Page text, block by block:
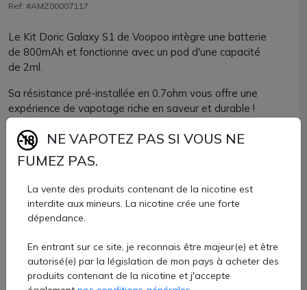
Ref: #AMZ00007117
Le Kit Doric Galaxy S1 de Voopoo intègre une batterie
de 800mAh et fonctionne avec un pod d'une capacité
de 2ml.
Sa résistance pré-installée en 0.7ohm vous offre une
expérience de vapotage riche en saveur et durable !
Compact et facile d'utilisation, il se recharge rapidement
grâce à son câble USB-C.
12 €
AJOUTER À MON PANIER
NE VAPOTEZ PAS SI VOUS NE
FUMEZ PAS.
La vente des produits contenant de la nicotine est
interdite aux mineurs. La nicotine crée une forte
dépendance.
En entrant sur ce site, je reconnais être majeur(e) et être
autorisé(e) par la législation de mon pays à acheter des
produits contenant de la nicotine et j'accepte